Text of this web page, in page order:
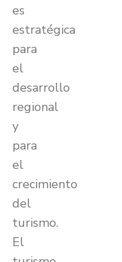
es
estratégica
para
el
desarrollo
regional
y
para
el
crecimiento
del
turismo.
El